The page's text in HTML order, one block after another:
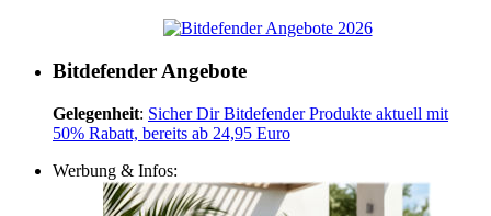
Bitdefender Angebote
Gelegenheit: Sicher Dir Bitdefender Produkte aktuell mit
50% Rabatt, bereits ab 24,95 Euro
Werbung & Infos: